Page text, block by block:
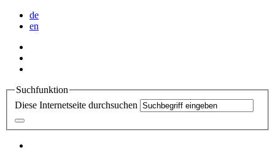
de
en
Suchfunktion
Diese Internetseite durchsuchen